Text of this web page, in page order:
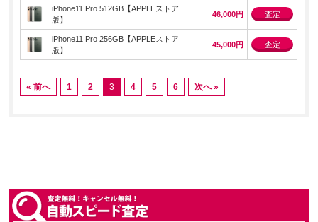
iPhone11 Pro 512GB【APPLEストア
版】
46,000円 査定
iPhone11 Pro 256GB【APPLEストア
版】
45,000円 査定
« 前へ 1 2 3 4 5 6 次へ »